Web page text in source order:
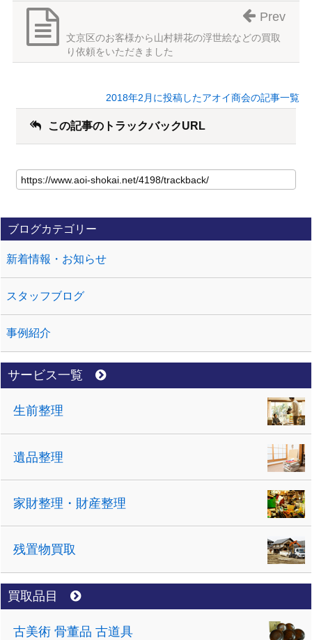
文京区のお客様から山村耕花の浮世絵などの買取
り依頼をいただきました
Prev
2018年2月に投稿したアオイ商会の記事一覧
この記事のトラックバックURL
ブログカテゴリー
新着情報・お知らせ
スタッフブログ
事例紹介
サービス一覧
生前整理
遺品整理
家財整理・財産整理
残置物買取
買取品目
古美術 骨董品 古道具